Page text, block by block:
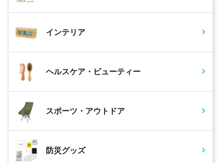
インテリア
ヘルスケア・ビューティー
スポーツ・アウトドア
防災グッズ